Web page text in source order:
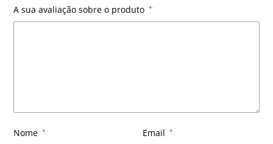
A sua avaliação sobre o produto *
Nome * Email *